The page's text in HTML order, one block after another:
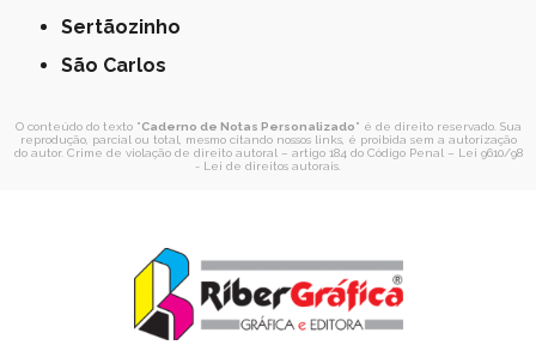
Sertãozinho
São Carlos
O conteúdo do texto "Caderno de Notas Personalizado" é de direito reservado. Sua
reprodução, parcial ou total, mesmo citando nossos links, é proibida sem a autorização
do autor. Crime de violação de direito autoral – artigo 184 do Código Penal – Lei 9610/98
- Lei de direitos autorais